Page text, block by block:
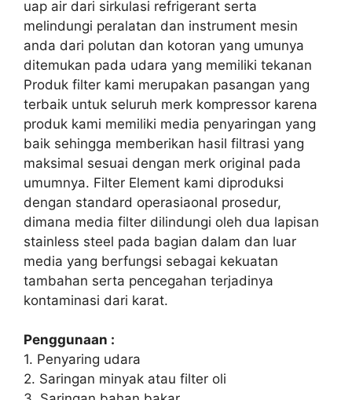
uap air dari sirkulasi refrigerant serta
melindungi peralatan dan instrument mesin
anda dari polutan dan kotoran yang umunya
ditemukan pada udara yang memiliki tekanan
Produk filter kami merupakan pasangan yang
terbaik untuk seluruh merk kompressor karena
produk kami memiliki media penyaringan yang
baik sehingga memberikan hasil filtrasi yang
maksimal sesuai dengan merk original pada
umumnya. Filter Element kami diproduksi
dengan standard operasiaonal prosedur,
dimana media filter dilindungi oleh dua lapisan
stainless steel pada bagian dalam dan luar
media yang berfungsi sebagai kekuatan
tambahan serta pencegahan terjadinya
kontaminasi dari karat.
Penggunaan :
1. Penyaring udara
2. Saringan minyak atau filter oli